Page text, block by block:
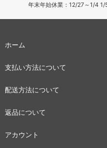
年末年始休業：12/27～1/4 1/
ホーム
支払い方法について
配送方法について
返品について
アカウント